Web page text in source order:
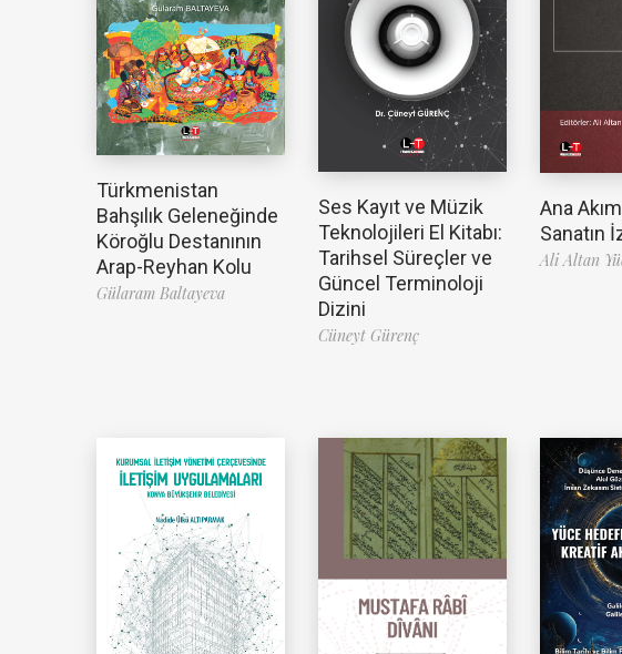
Türkmenistan
Bahşılık Geleneğinde
Köroğlu Destanının
Arap-Reyhan Kolu
Gülaram Baltayeva
Ses Kayıt ve Müzik
Teknolojileri El Kitabı:
Tarihsel Süreçler ve
Güncel Terminoloji
Dizini
Cüneyt Gürenç
Ana
Sanatın
Ali Altan